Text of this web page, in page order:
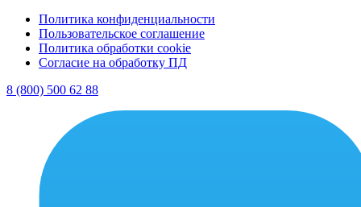
Политика конфиденциальности
Пользовательское соглашение
Политика обработки cookie
Согласие на обработку ПД
8 (800) 500 62 88